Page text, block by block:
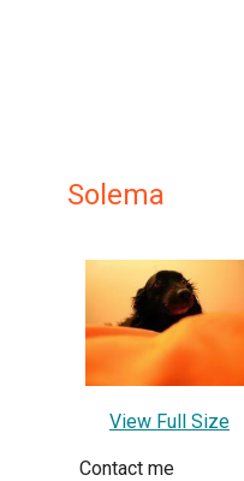
Solema
View Full Size
Contact me